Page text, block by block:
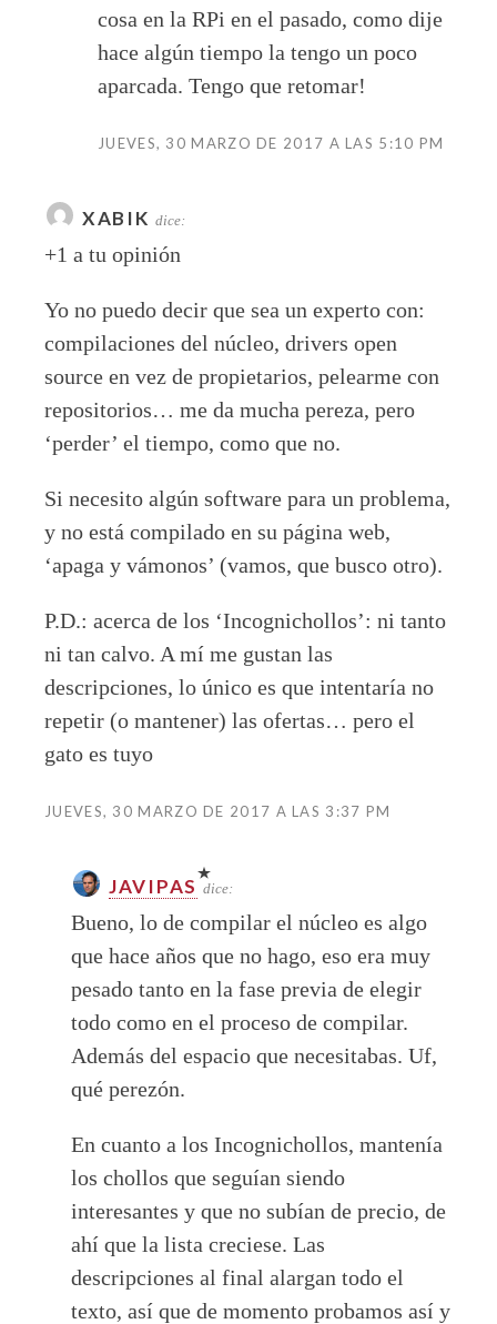
cosa en la RPi en el pasado, como dije
hace algún tiempo la tengo un poco
aparcada. Tengo que retomar!
JUEVES, 30 MARZO DE 2017 A LAS 5:10 PM
XABIK dice:
+1 a tu opinión
Yo no puedo decir que sea un experto con:
compilaciones del núcleo, drivers open
source en vez de propietarios, pelearme con
repositorios… me da mucha pereza, pero
‘perder’ el tiempo, como que no.
Si necesito algún software para un problema,
y no está compilado en su página web,
‘apaga y vámonos’ (vamos, que busco otro).
P.D.: acerca de los ‘Incognichollos’: ni tanto
ni tan calvo. A mí me gustan las
descripciones, lo único es que intentaría no
repetir (o mantener) las ofertas… pero el
gato es tuyo
JUEVES, 30 MARZO DE 2017 A LAS 3:37 PM
JAVIPAS dice:
Bueno, lo de compilar el núcleo es algo
que hace años que no hago, eso era muy
pesado tanto en la fase previa de elegir
todo como en el proceso de compilar.
Además del espacio que necesitabas. Uf,
qué perezón.
En cuanto a los Incognichollos, mantenía
los chollos que seguían siendo
interesantes y que no subían de precio, de
ahí que la lista creciese. Las
descripciones al final alargan todo el
texto, así que de momento probamos así y